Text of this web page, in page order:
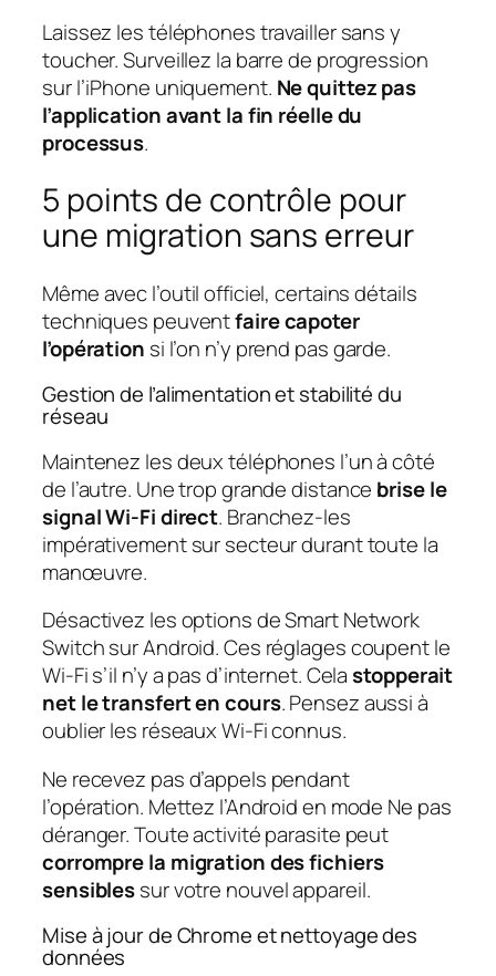
Laissez les téléphones travailler sans y
toucher. Surveillez la barre de progression
sur l’iPhone uniquement. Ne quittez pas
l’application avant la fin réelle du
processus.
5 points de contrôle pour
une migration sans erreur
Même avec l’outil officiel, certains détails
techniques peuventfaire capoter
l’opération si l’on n’y prend pas garde.
Gestion de l’alimentation et stabilité du
réseau
Maintenez les deux téléphones l’un à côté
de l’autre. Une trop grande distance brise le
signal Wi-Fi direct. Branchez-les
impérativement sur secteur durant toute la
manœuvre.
Désactivez les options de Smart Network
Switch sur Android. Ces réglages coupent le
Wi-Fi s’il n’y a pas d’internet. Celastopperait
net le transfert en cours. Pensez aussi à
oublier les réseaux Wi-Fi connus.
Ne recevez pas d’appels pendant
l’opération. Mettez l’Android en mode Ne pas
déranger. Toute activité parasite peut
corrompre la migration des fichiers
sensiblessur votre nouvel appareil.
Mise à jour de Chrome et nettoyage des
données